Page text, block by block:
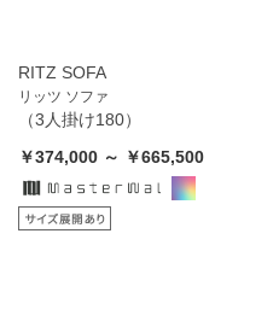
RITZ SOFA
リッツ ソファ
（3人掛け180）
￥374,000 ～ ￥665,500